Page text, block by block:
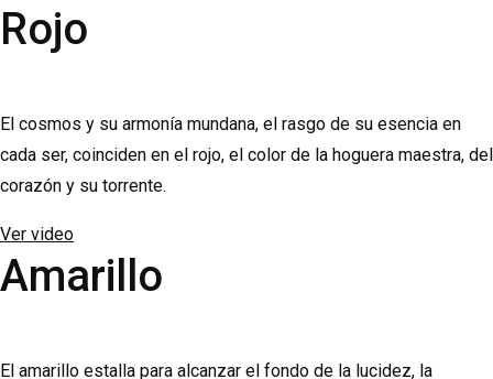
Rojo
El cosmos y su armonía mundana, el rasgo de su esencia en
cada ser, coinciden en el rojo, el color de la hoguera maestra, del
corazón y su torrente.
Ver video
Amarillo
El amarillo estalla para alcanzar el fondo de la lucidez, la